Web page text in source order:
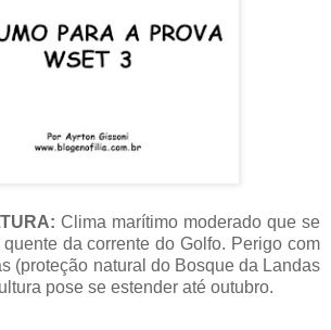
Clima marítimo moderado que se
da corrente do Golfo. Perigo com
(proteção natural do Bosque da Landas
pose se estender até outubro.